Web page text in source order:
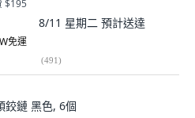
$195
8/11 星期二 預計送達
免運
(491)
鉸鏈 黑色, 6個